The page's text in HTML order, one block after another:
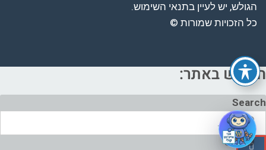
הגולש, יש לעיין בתנאי השימוש.
כל הזכויות שמורות ©
גלילה
לראש
חיפוש באתר:
Search